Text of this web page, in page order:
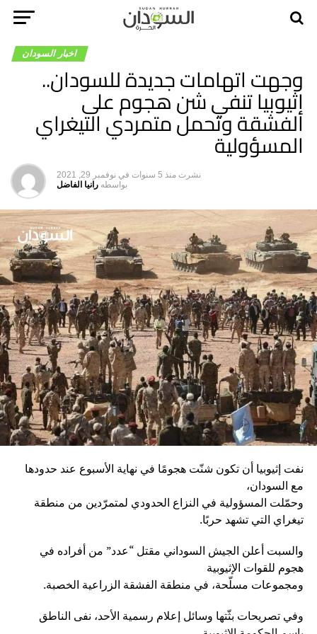
اخبار السودان
وجهت اتهامات جديدة للسودان..
إثيوبيا تنفي شن هجوم على
الفشقة وتحمل متمردي التيغراي
المسؤولية
نشرت منذ 5 سنوات في نوفمبر 29, 2021
بواسطه رانيا الفاضل
نفت إثيوبيا أن تكون شنّت هجومًا في نهاية الأسبوع عند حدودها
مع السودان،
وحمّلت المسؤولية في النزاع الحدودي لمتمرّدين من منطقة
تيغراي التي تشهد حربًا.
والسبت أعلن الجيش السوداني مقتل “عدد” من أفراده في
هجوم للقوات الإثيوبية
ومجموعات مسلّحة، في منطقة الفشقة الزراعية الخصبة.
وفي تصريحات بثّتها وسائل إعلام رسمية الأحد، نفى الناطق